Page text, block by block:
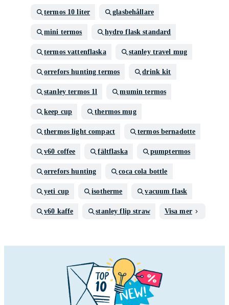
termos 10 liter glasbehållare
mini termos hydro flask standard
termos vattenflaska stanley travel mug
orrefors hunting termos drink kit
stanley termos 1l mumin termos
keep cup thermos mug
thermos light compact termos bernadotte
v60 coffee fältflaska pumptermos
orrefors hunting coca cola bottle
yeti cup isotherme vacuum flask
v60 kaffe stanley flip straw Visa mer